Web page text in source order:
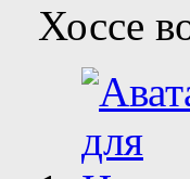
Хоссе